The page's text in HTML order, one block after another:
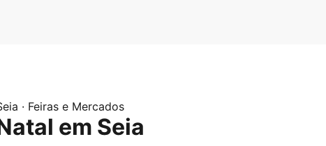
· Feiras e Mercados
em Seia